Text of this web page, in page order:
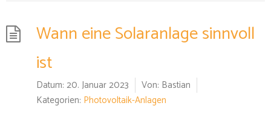
Wann eine Solaranlage sinnvoll
ist
Datum: 20. Januar 2023 Von: Bastian
Kategorien: Photovoltaik-Anlagen